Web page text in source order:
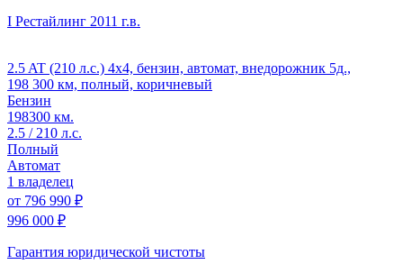
I Рестайлинг 2011 г.в.
2.5 AT (210 л.с.) 4x4, бензин, автомат, внедорожник 5д.,
198 300 км, полный, коричневый
Бензин
198300 км.
2.5 / 210 л.с.
Полный
Автомат
1 владелец
от 796 990 ₽
996 000 ₽
Гарантия юридической чистоты